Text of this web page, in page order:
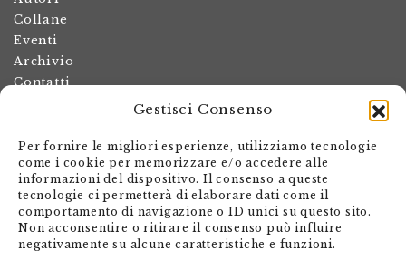
Gestisci Consenso
Per fornire le migliori esperienze, utilizziamo tecnologie
come i cookie per memorizzare e/o accedere alle
informazioni del dispositivo. Il consenso a queste
tecnologie ci permetterà di elaborare dati come il
comportamento di navigazione o ID unici su questo sito.
Non acconsentire o ritirare il consenso può influire
negativamente su alcune caratteristiche e funzioni.
Collane
Eventi
Archivio
Contatti
Termini e condizioni
Spese di spedizione
Politica dei resi
Informativa sulla privacy
Il mio account
Carrello